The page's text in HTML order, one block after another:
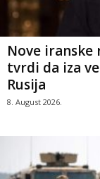
Nove iranske
tvrdi da iza
Rusija
8. August 2026.